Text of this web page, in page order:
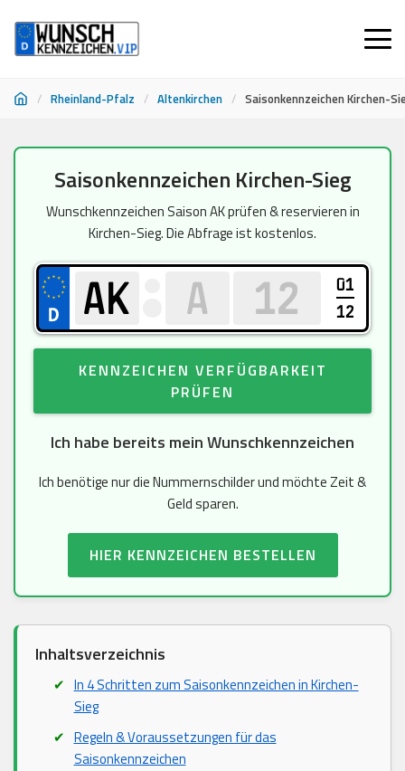
/ Rheinland-Pfalz / Altenkirchen / Saisonkennzeichen Kirchen-
springen
Saisonkennzeichen Kirchen-Sieg
Wunschkennzeichen Saison AK prüfen & reservieren in
Kirchen-Sieg. Die Abfrage ist kostenlos.
01
12
KENNZEICHEN VERFÜGBARKEIT
PRÜFEN
Ich habe bereits mein Wunschkennzeichen
Ich benötige nur die Nummernschilder und möchte Zeit &
Geld sparen.
HIER KENNZEICHEN BESTELLEN
Inhaltsverzeichnis
In 4 Schritten zum Saisonkennzeichen in Kirchen-
Sieg
Regeln & Voraussetzungen für das
Saisonkennzeichen